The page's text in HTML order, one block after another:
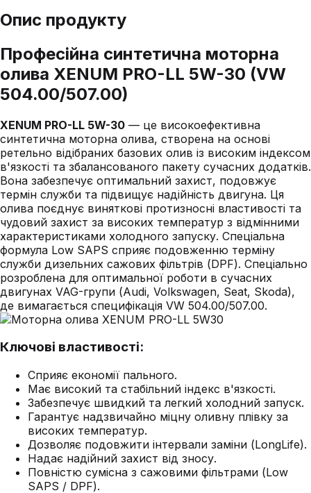
Опис продукту
Професійна синтетична моторна
олива XENUM PRO-LL 5W-30 (VW
504.00/507.00)
XENUM PRO-LL 5W-30 — це високоефективна
синтетична моторна олива, створена на основі
ретельно відібраних базових олив із високим індексом
в'язкості та збалансованого пакету сучасних додатків.
Вона забезпечує оптимальний захист, подовжує
термін служби та підвищує надійність двигуна. Ця
олива поєднує виняткові протизносні властивості та
чудовий захист за високих температур з відмінними
характеристиками холодного запуску. Спеціальна
формула Low SAPS сприяє подовженню терміну
служби дизельних сажових фільтрів (DPF). Спеціально
розроблена для оптимальної роботи в сучасних
двигунах VAG-групи (Audi, Volkswagen, Seat, Skoda),
де вимагається специфікація VW 504.00/507.00.
Ключові властивості:
Сприяє економії пального.
Має високий та стабільний індекс в'язкості.
Забезпечує швидкий та легкий холодний запуск.
Гарантує надзвичайно міцну оливну плівку за
високих температур.
Дозволяє подовжити інтервали заміни (LongLife).
Надає надійний захист від зносу.
Повністю сумісна з сажовими фільтрами (Low
SAPS / DPF).